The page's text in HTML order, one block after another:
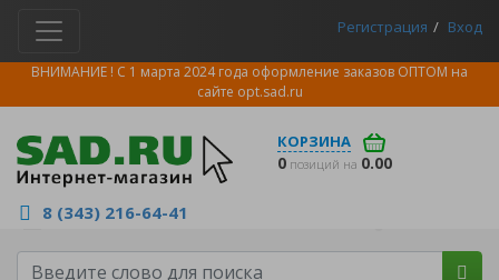
Регистрация Вход
ВНИМАНИЕ ! С 1 марта 2024 года оформление заказов ОПТОМ на
сайте opt.sad.ru
КОРЗИНА
0 позиций на 0.00
8 (343) 216-64-41